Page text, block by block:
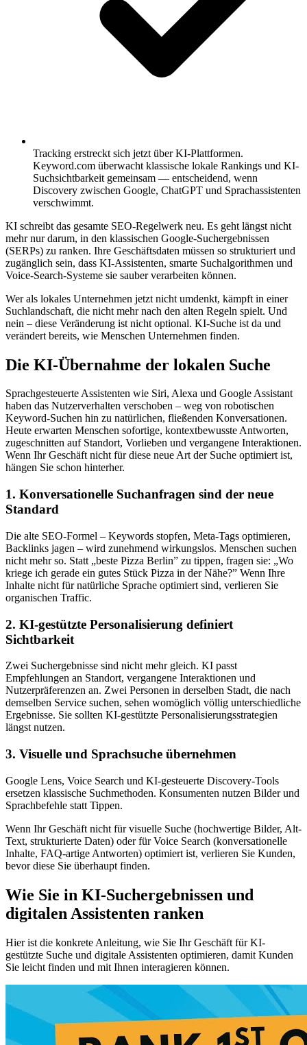
Tracking erstreckt sich jetzt über KI-Plattformen.
Keyword.com überwacht klassische lokale Rankings und KI-
Suchsichtbarkeit gemeinsam — entscheidend, wenn
Discovery zwischen Google, ChatGPT und Sprachassistenten
verschwimmt.
KI schreibt das gesamte SEO-Regelwerk neu. Es geht längst nicht
mehr nur darum, in den klassischen Google-Suchergebnissen
(SERPs) zu ranken. Ihre Geschäftsdaten müssen so strukturiert und
zugänglich sein, dass KI-Assistenten, smarte Suchalgorithmen und
Voice-Search-Systeme sie sauber verarbeiten können.
Wer als lokales Unternehmen jetzt nicht umdenkt, kämpft in einer
Suchlandschaft, die nicht mehr nach den alten Regeln spielt. Und
nein – diese Veränderung ist nicht optional. KI-Suche ist da und
verändert bereits, wie Menschen Unternehmen finden.
Die KI-Übernahme der lokalen Suche
Sprachgesteuerte Assistenten wie Siri, Alexa und Google Assistant
haben das Nutzerverhalten verschoben – weg von robotischen
Keyword-Suchen hin zu natürlichen, fließenden Konversationen.
Heute erwarten Menschen sofortige, kontextbewusste Antworten,
zugeschnitten auf Standort, Vorlieben und vergangene Interaktionen.
Wenn Ihr Geschäft nicht für diese neue Art der Suche optimiert ist,
hängen Sie schon hinterher.
1. Konversationelle Suchanfragen sind der neue
Standard
Die alte SEO-Formel – Keywords stopfen, Meta-Tags optimieren,
Backlinks jagen – wird zunehmend wirkungslos. Menschen suchen
nicht mehr so. Statt „beste Pizza Berlin” zu tippen, fragen sie: „Wo
kriege ich gerade ein gutes Stück Pizza in der Nähe?” Wenn Ihre
Inhalte nicht für natürliche Sprache optimiert sind, verlieren Sie
organischen Traffic.
2. KI-gestützte Personalisierung definiert
Sichtbarkeit
Zwei Suchergebnisse sind nicht mehr gleich. KI passt
Empfehlungen an Standort, vergangene Interaktionen und
Nutzerpräferenzen an. Zwei Personen in derselben Stadt, die nach
demselben Service suchen, sehen womöglich völlig unterschiedliche
Ergebnisse. Sie sollten KI-gestützte Personalisierungsstrategien
längst nutzen.
3. Visuelle und Sprachsuche übernehmen
Google Lens, Voice Search und KI-gesteuerte Discovery-Tools
ersetzen klassische Suchmethoden. Konsumenten nutzen Bilder und
Sprachbefehle statt Tippen.
Wenn Ihr Geschäft nicht für visuelle Suche (hochwertige Bilder, Alt-
Text, strukturierte Daten) oder für Voice Search (konversationelle
Inhalte, FAQ-artige Antworten) optimiert ist, verlieren Sie Kunden,
bevor diese Sie überhaupt finden.
Wie Sie in KI-Suchergebnissen und
digitalen Assistenten ranken
Hier ist die konkrete Anleitung, wie Sie Ihr Geschäft für KI-
gestützte Suche und digitale Assistenten optimieren, damit Kunden
Sie leicht finden und mit Ihnen interagieren können.